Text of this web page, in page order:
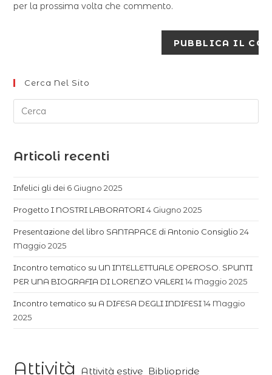
per la prossima volta che commento.
Cerca Nel Sito
Articoli recenti
Infelici gli dei 6 Giugno 2025
Progetto I NOSTRI LABORATORI 4 Giugno 2025
Presentazione del libro SANTAPACE di Antonio Consiglio 24
Maggio 2025
Incontro tematico su UN INTELLETTUALE OPEROSO. SPUNTI
PER UNA BIOGRAFIA DI LORENZO VALERI 14 Maggio 2025
Incontro tematico su A DIFESA DEGLI INDIFESI 14 Maggio
2025
Attività Attività estive Bibliopride